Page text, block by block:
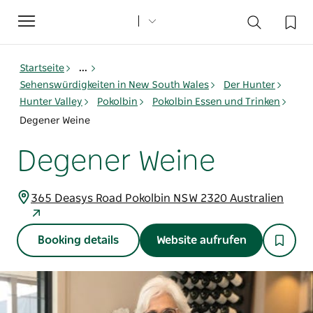
Toggle
navigation
Startseite
...
Sehenswürdigkeiten in New South Wales
Der Hunter
Hunter Valley
Pokolbin
Pokolbin Essen und Trinken
Degener Weine
Degener Weine
365 Deasys Road Pokolbin NSW 2320 Australien
Booking details Website aufrufen